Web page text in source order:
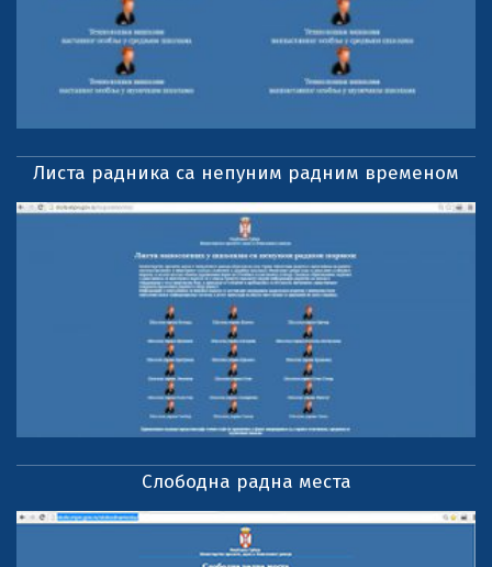
Листа радника са непуним радним временом
Слободна радна места